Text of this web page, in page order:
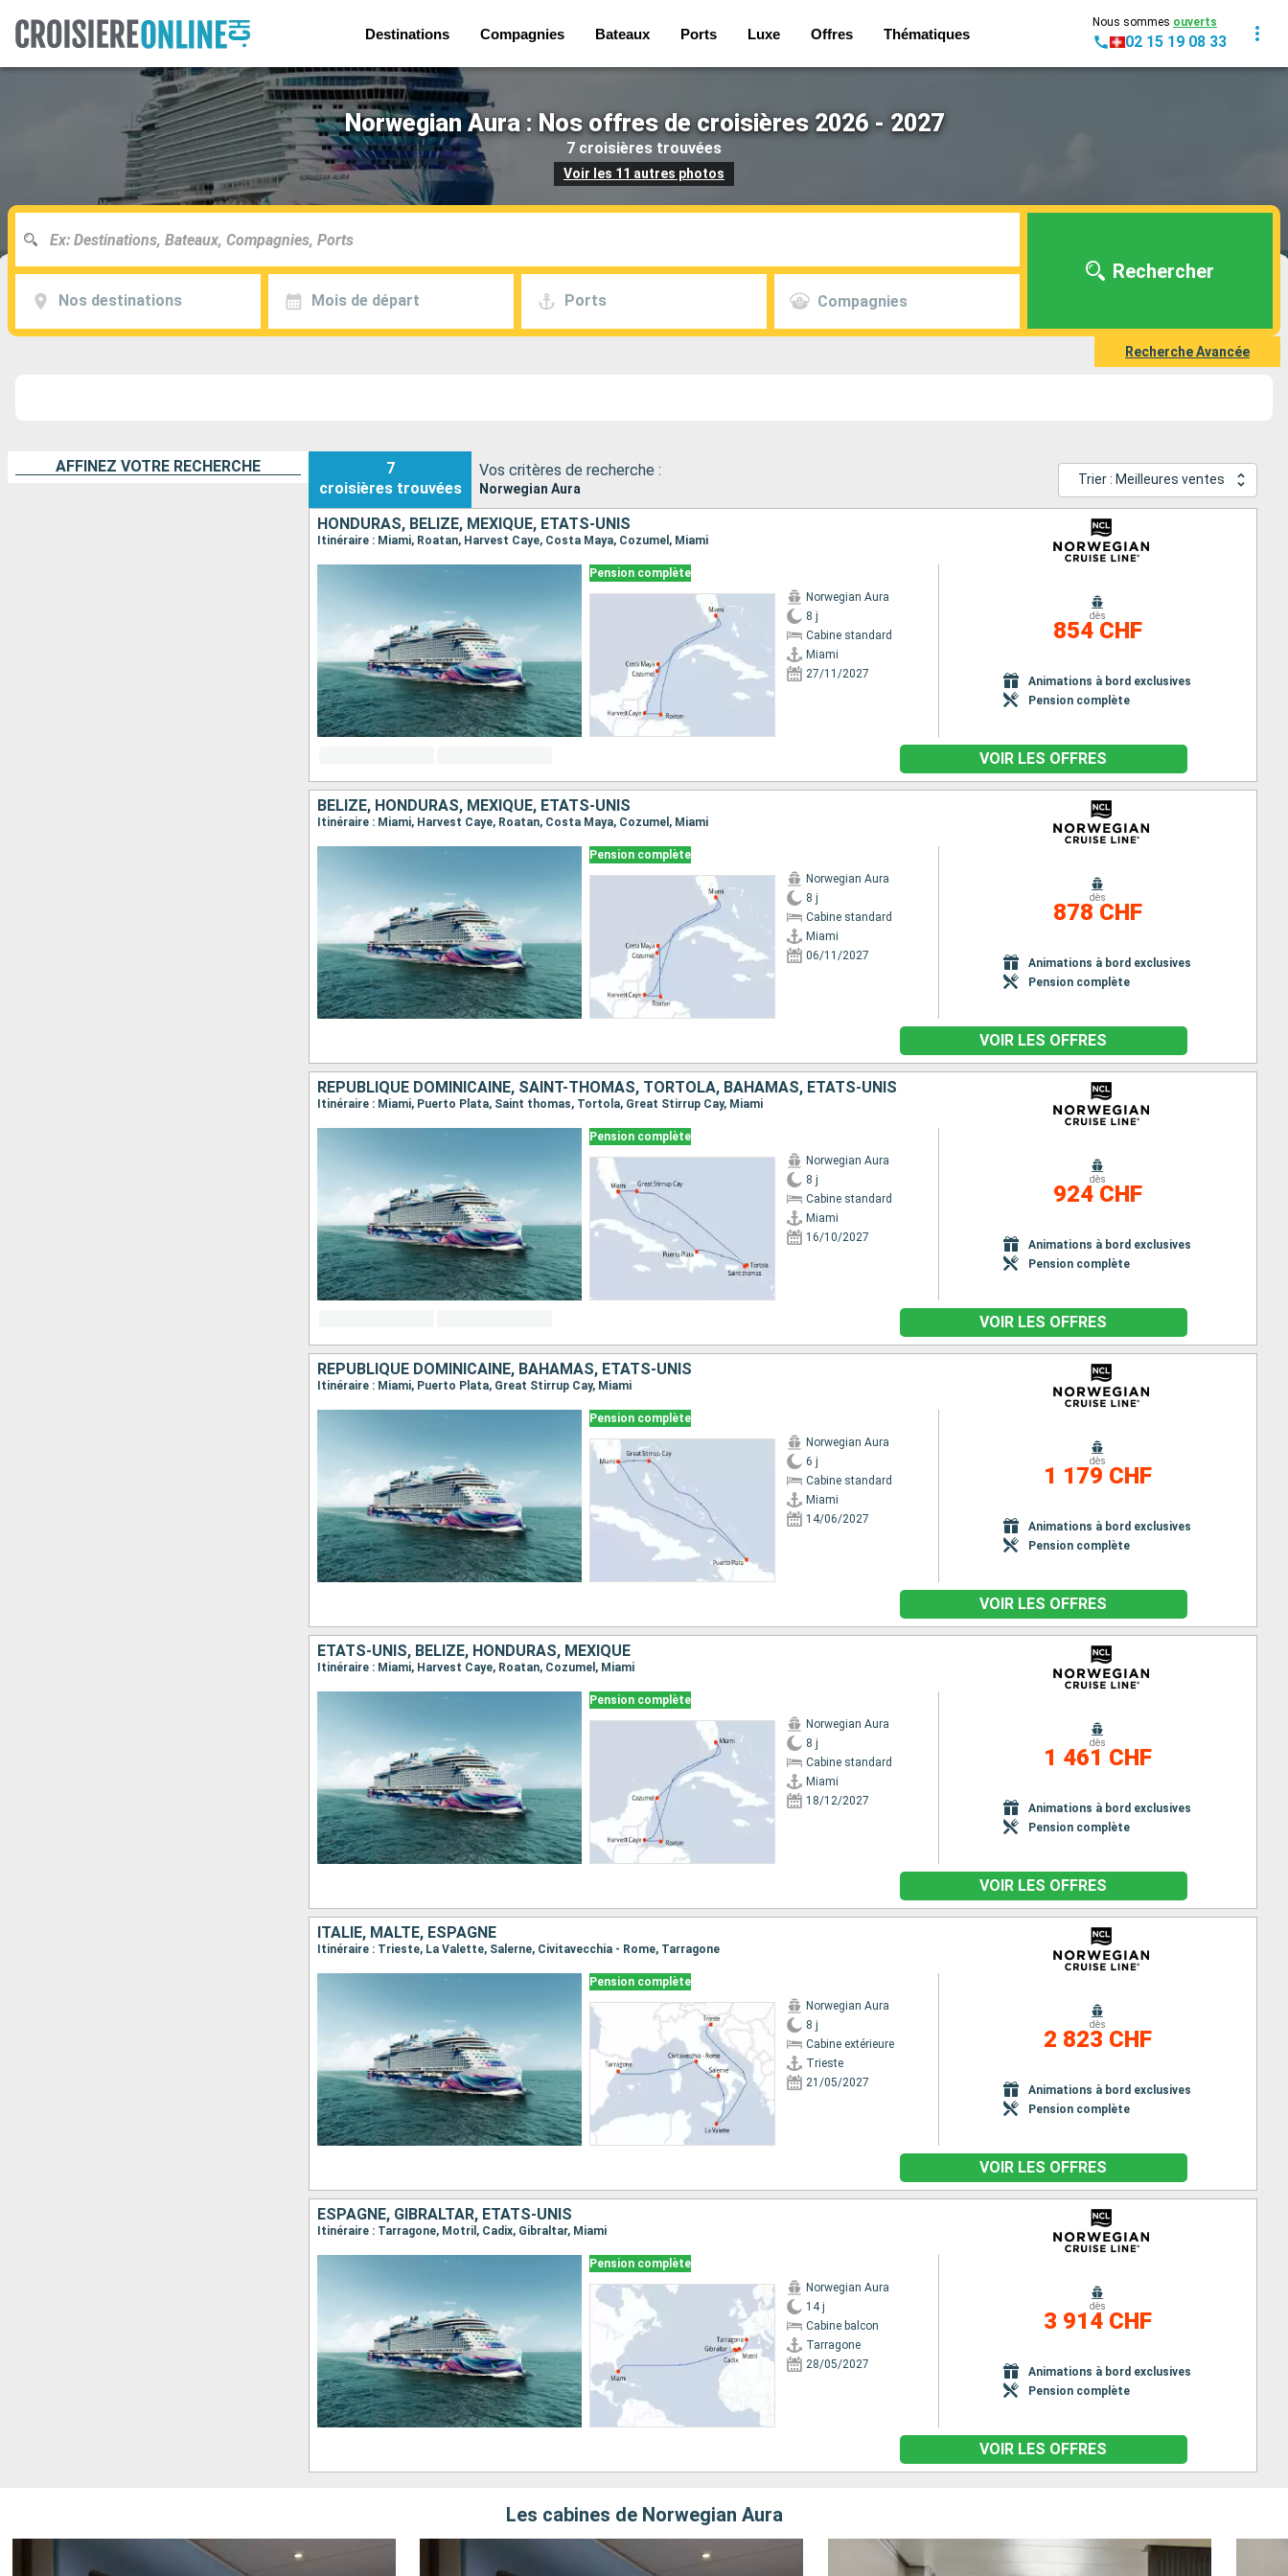
Destinations Compagnies Bateaux Ports Luxe Offres Thématiques
Nous sommes ouverts
02 15 19 08 33
Norwegian Aura : Nos offres de croisières 2026 - 2027
7 croisières trouvées
Voir les 11 autres photos
Nos destinations Mois de départ Ports Compagnies
Rechercher
Recherche Avancée
AFFINEZ VOTRE RECHERCHE
7
croisières trouvées
Vos critères de recherche :
Norwegian Aura
Trier : Meilleures ventes
HONDURAS, BELIZE, MEXIQUE, ÉTATS-UNIS
Itinéraire : Miami, Roatan, Harvest Caye, Costa Maya, Cozumel, Miami
Pension complète
Norwegian Aura
8 j
Cabine standard
Miami
27/11/2027
dès
854 CHF
Animations à bord exclusives
Pension complète
VOIR LES OFFRES
BELIZE, HONDURAS, MEXIQUE, ÉTATS-UNIS
Itinéraire : Miami, Harvest Caye, Roatan, Costa Maya, Cozumel, Miami
Pension complète
Norwegian Aura
8 j
Cabine standard
Miami
06/11/2027
dès
878 CHF
Animations à bord exclusives
Pension complète
VOIR LES OFFRES
RÉPUBLIQUE DOMINICAINE, SAINT-THOMAS, TORTOLA, BAHAMAS, ÉTATS-UNIS
Itinéraire : Miami, Puerto Plata, Saint thomas, Tortola, Great Stirrup Cay, Miami
Pension complète
Norwegian Aura
8 j
Cabine standard
Miami
16/10/2027
dès
924 CHF
Animations à bord exclusives
Pension complète
VOIR LES OFFRES
RÉPUBLIQUE DOMINICAINE, BAHAMAS, ÉTATS-UNIS
Itinéraire : Miami, Puerto Plata, Great Stirrup Cay, Miami
Pension complète
Norwegian Aura
6 j
Cabine standard
Miami
14/06/2027
dès
1 179 CHF
Animations à bord exclusives
Pension complète
VOIR LES OFFRES
ÉTATS-UNIS, BELIZE, HONDURAS, MEXIQUE
Itinéraire : Miami, Harvest Caye, Roatan, Cozumel, Miami
Pension complète
Norwegian Aura
8 j
Cabine standard
Miami
18/12/2027
dès
1 461 CHF
Animations à bord exclusives
Pension complète
VOIR LES OFFRES
ITALIE, MALTE, ESPAGNE
Itinéraire : Trieste, La Valette, Salerne, Civitavecchia - Rome, Tarragone
Pension complète
Norwegian Aura
8 j
Cabine extérieure
Trieste
21/05/2027
dès
2 823 CHF
Animations à bord exclusives
Pension complète
VOIR LES OFFRES
ESPAGNE, GIBRALTAR, ÉTATS-UNIS
Itinéraire : Tarragone, Motril, Cadix, Gibraltar, Miami
Pension complète
Norwegian Aura
14 j
Cabine balcon
Tarragone
28/05/2027
dès
3 914 CHF
Animations à bord exclusives
Pension complète
VOIR LES OFFRES
Les cabines de Norwegian Aura